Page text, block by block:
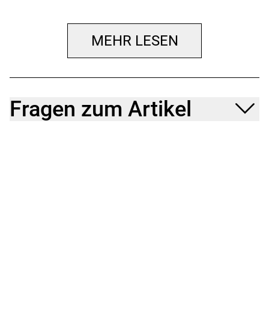
MEHR LESEN
Fragen zum Artikel